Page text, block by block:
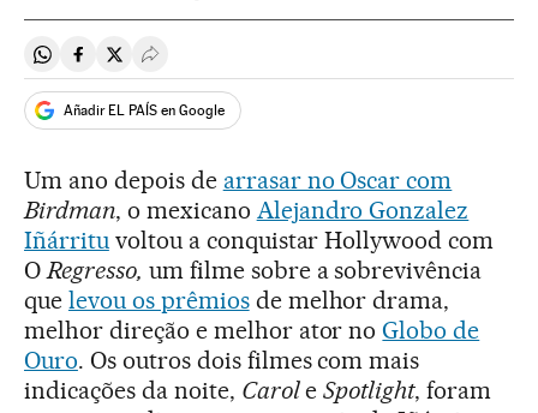
Compartir en Whatsapp
Compartir en Facebook
Compartir en Twitter
Desplegar Redes Sociales
Añadir EL PAÍS en Google
Um ano depois de arrasar no Oscar com
Birdman, o mexicano Alejandro Gonzalez
Iñárrituvoltou a conquistar Hollywood com
ORegresso, um filme sobre a sobrevivência
que levou os prêmiosde melhor drama,
melhor direção e melhor ator noGlobo de
Ouro. Os outros dois filmes com mais
indicações da noite, CaroleSpotlight, foram